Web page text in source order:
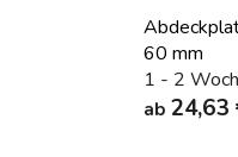
60 mm
1 - 2
ab 24,63